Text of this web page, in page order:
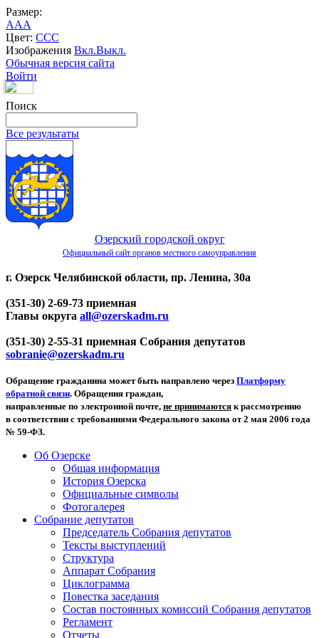
Размер:
AAA
Цвет: CCC
Изображения Вкл.Выкл.
Обычная версия сайта
Войти
Поиск
Все результаты
Озерский городской округ
Официальный сайт органов местного самоуправления
г. Озерск Челябинской области, пр. Ленина, 30а
(351-30) 2-69-73 приемная
Главы округа all@ozerskadm.ru
(351-30) 2-55-31 приемная Собрания депутатов
sobranie@ozerskadm.ru
Обращение гражданина может быть направлено через Платформу
обратной связи. Обращения граждан,
направленные по электронной почте, не принимаются к рассмотрению
в соответствии с требованиями Федерального закона от 2 мая 2006 года
№ 59-ФЗ.
Об Озерске
Общая информация
История Озерска
Официальные символы
Фотогалерея
Собрание депутатов
Председатель Собрания депутатов
Тексты выступлений
Структура
Аппарат Собрания
Циклограмма
Повестка заседания
Состав постоянных комиссий Собрания депутатов
Регламент
Отчеты